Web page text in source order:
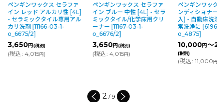
ペンギンワックス セラファ
イン レッド アルカリ性 [4L]
- セラミックタイル専用アル
カリ洗剤 [11166-03-1-
o_6675/2]
3,650円(税別)
(税込: 4,015円)
ペンギンワックス セラファ
イン ブルー 中性 [4L] - セラ
ミックタイル/化学床用クリ
ーナー [11167-03-1-
o_6676/2]
3,650円(税別)
(税込: 4,015円)
ペンギンワッ
ンディショナ
入) - 自動床洗
常洗浄に [
o_4875]
10,000円～
(税別)
(税込: 11,000円
2 / 9